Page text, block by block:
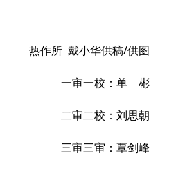
热作所 戴小华供稿/供图
一审一校：单 彬
二审二校：刘思朝
三审三审：覃剑峰